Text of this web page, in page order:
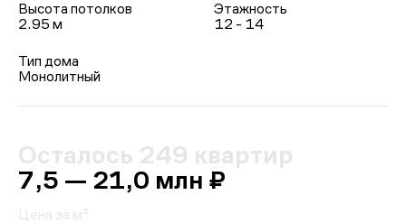
Высота потолков
2.95 м
Этажность
12 - 14
Тип дома
Монолитный
Осталось 249 квартир
7,5 — 21,0 млн ₽
Цена за м²